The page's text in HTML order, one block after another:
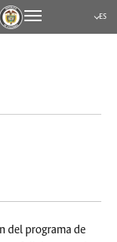
ES
del programa de